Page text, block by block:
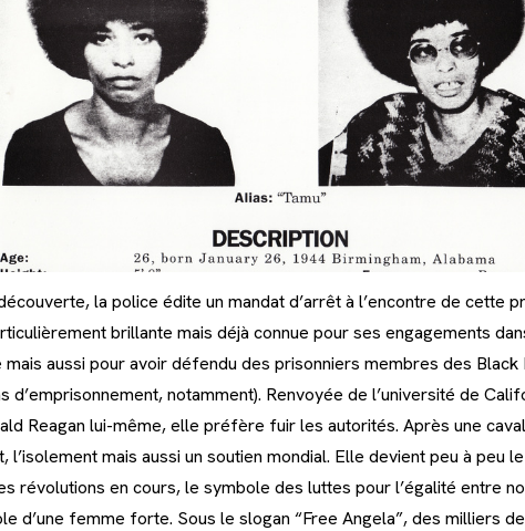
la police édite un mandat d’arrêt à l’encontre de cette
brillante mais déjà connue pour ses engagements
aussi pour avoir défendu des prisonniers membres des Black
d’emprisonnement, notamment). Renvoyée de l’université de
Reagan lui-même, elle préfère fuir les autorités. Après une
l’isolement mais aussi un soutien mondial. Elle devient peu à peu
révolutions en cours, le symbole des luttes pour l’égalité entre
d’une femme forte. Sous le slogan “Free Angela”, des milliers